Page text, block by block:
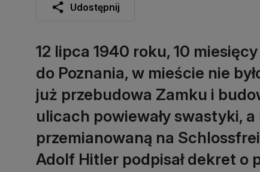
Udostępnij
12 lipca 1940 roku, 10
do Poznania, w mieście nie
już przebudowa Zamku i
ulicach powiewały swastyki,
przemianowaną na
Adolf Hitler podpisał dekret o